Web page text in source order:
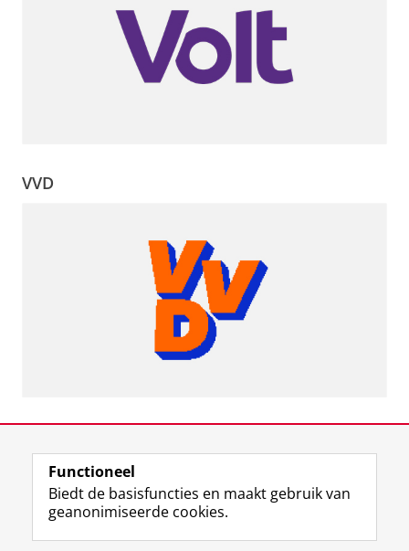
VVD
Volg de RUG F L R I Y
Functioneel
Biedt de basisfuncties en maakt gebruik van
geanonimiseerde cookies.